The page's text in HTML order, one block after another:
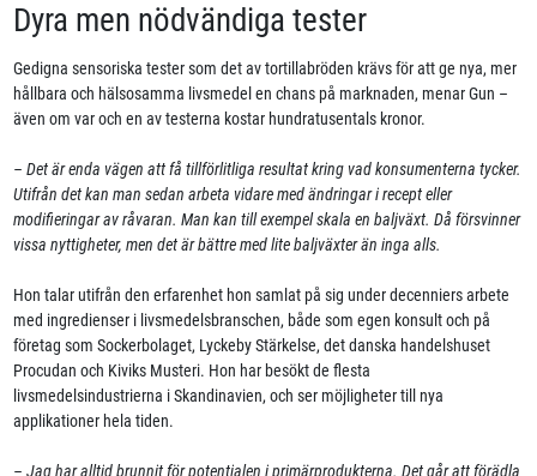
Dyra men nödvändiga tester
Gedigna sensoriska tester som det av tortillabröden krävs för att ge nya, mer
hållbara och hälsosamma livsmedel en chans på marknaden, menar Gun –
även om var och en av testerna kostar hundratusentals kronor.
– Det är enda vägen att få tillförlitliga resultat kring vad konsumenterna tycker.
Utifrån det kan man sedan arbeta vidare med ändringar i recept eller
modifieringar av råvaran. Man kan till exempel skala en baljväxt. Då försvinner
vissa nyttigheter, men det är bättre med lite baljväxter än inga alls.
Hon talar utifrån den erfarenhet hon samlat på sig under decenniers arbete
med ingredienser i livsmedelsbranschen, både som egen konsult och på
företag som Sockerbolaget, Lyckeby Stärkelse, det danska handelshuset
Procudan och Kiviks Musteri. Hon har besökt de flesta
livsmedelsindustrierna i Skandinavien, och ser möjligheter till nya
applikationer hela tiden.
– Jag har alltid brunnit för potentialen i primärprodukterna. Det går att förädla